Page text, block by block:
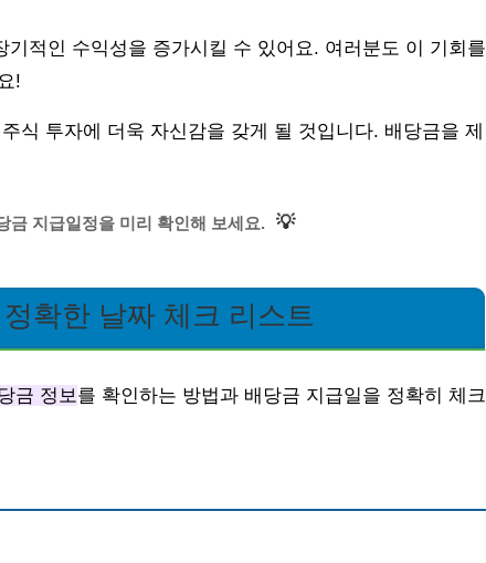
적인 수익성을 증가시킬 수 있어요. 여러분도 이 기회를
!
식 투자에 더욱 자신감을 갖게 될 것입니다. 배당금을 제
금 지급일정을 미리 확인해 보세요. 💡
확한 날짜 체크 리스트
금 정보 를 확인하는 방법과 배당금 지급일을 정확히 체크